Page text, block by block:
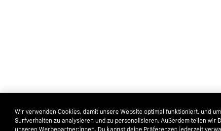
Wir verwenden Cookies, damit unsere Website optimal funktioniert, und
Surfverhalten zu analysieren und zu personalisieren. Außerdem teilen wir
unseren Werbepartner:innen. Du kannst deine Präferenzen jederzeit